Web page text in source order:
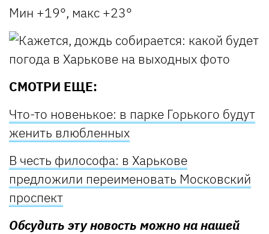
Мин +19°, макс +23°
СМОТРИ ЕЩЕ:
Что-то новенькое: в парке Горького будут
женить влюбленных
В честь философа: в Харькове
предложили переименовать Московский
проспект
Обсудить эту новость можно на нашей